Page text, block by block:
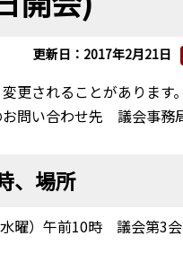
更新日：2017年2月21日
更されることがあります。
問い合わせ先 議会事
、場所
曜）午前10時 議会第3